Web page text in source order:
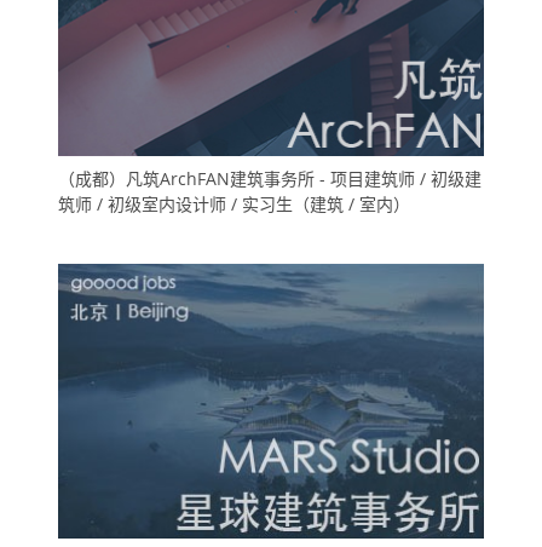
（成都）凡筑ArchFAN建筑事务所 - 项目建筑师 / 初级建
筑师 / 初级室内设计师 / 实习生（建筑 / 室内）